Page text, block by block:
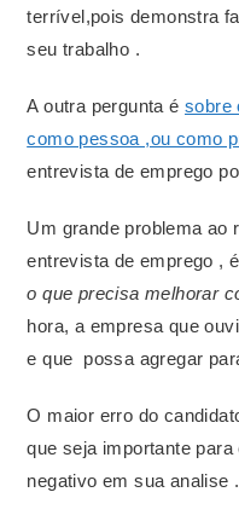
terrível,pois demonstra
seu trabalho .
A outra pergunta ésobre
como pessoa ,ou como
entrevista de emprego
Um grande problema ao
entrevista de emprego ,
o que precisa melhorar
hora, a empresa que
e que possa agregar
O maior erro do
que seja importante
negativo em sua analise .